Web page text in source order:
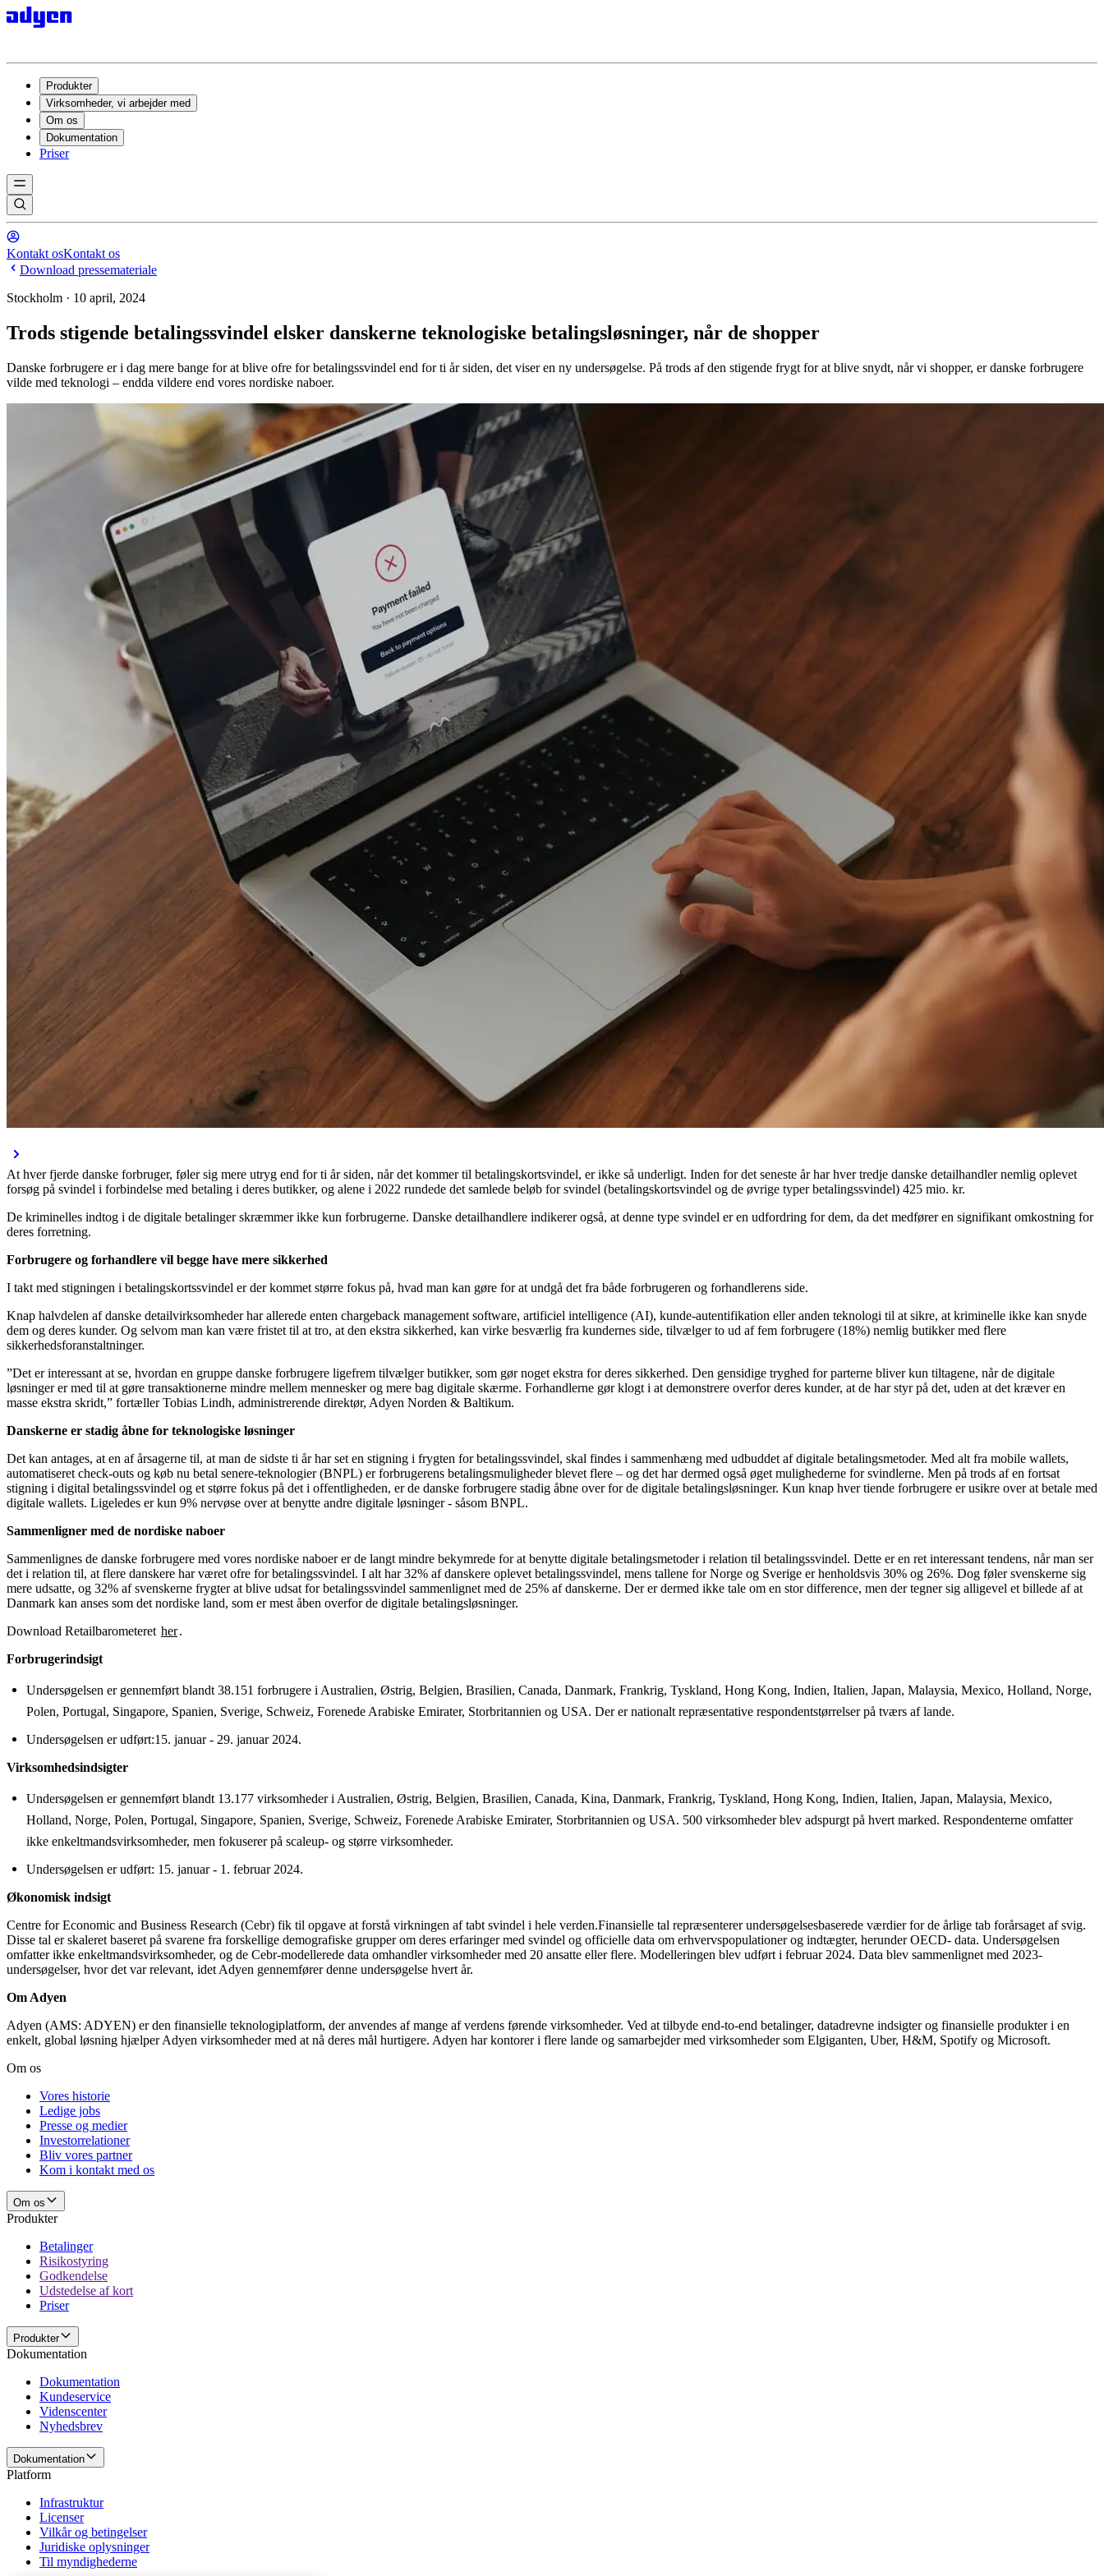
Produkter
Virksomheder, vi arbejder med
Om os
Dokumentation
Priser
Kontakt osKontakt os
Download pressemateriale
Stockholm · 10 april, 2024
Trods stigende betalingssvindel elsker danskerne teknologiske betalingsløsninger, når de shopper
Danske forbrugere er i dag mere bange for at blive ofre for betalingssvindel end for ti år siden, det viser en ny undersøgelse. På trods af den stigende frygt for at blive snydt, når vi shopper, er danske forbrugere
vilde med teknologi – endda vildere end vores nordiske naboer.
At hver fjerde danske forbruger, føler sig mere utryg end for ti år siden, når det kommer til betalingskortsvindel, er ikke så underligt. Inden for det seneste år har hver tredje danske detailhandler nemlig oplevet
forsøg på svindel i forbindelse med betaling i deres butikker, og alene i 2022 rundede det samlede beløb for svindel (betalingskortsvindel og de øvrige typer betalingssvindel) 425 mio. kr.
De kriminelles indtog i de digitale betalinger skræmmer ikke kun forbrugerne. Danske detailhandlere indikerer også, at denne type svindel er en udfordring for dem, da det medfører en signifikant omkostning for
deres forretning.
Forbrugere og forhandlere vil begge have mere sikkerhed
I takt med stigningen i betalingskortssvindel er der kommet større fokus på, hvad man kan gøre for at undgå det fra både forbrugeren og forhandlerens side.
Knap halvdelen af danske detailvirksomheder har allerede enten chargeback management software, artificiel intelligence (AI), kunde-autentifikation eller anden teknologi til at sikre, at kriminelle ikke kan snyde
dem og deres kunder. Og selvom man kan være fristet til at tro, at den ekstra sikkerhed, kan virke besværlig fra kundernes side, tilvælger to ud af fem forbrugere (18%) nemlig butikker med flere
sikkerhedsforanstaltninger.
”Det er interessant at se, hvordan en gruppe danske forbrugere ligefrem tilvælger butikker, som gør noget ekstra for deres sikkerhed. Den gensidige tryghed for parterne bliver kun tiltagene, når de digitale
løsninger er med til at gøre transaktionerne mindre mellem mennesker og mere bag digitale skærme. Forhandlerne gør klogt i at demonstrere overfor deres kunder, at de har styr på det, uden at det kræver en
masse ekstra skridt,” fortæller Tobias Lindh, administrerende direktør, Adyen Norden & Baltikum.
Danskerne er stadig åbne for teknologiske løsninger
Det kan antages, at en af årsagerne til, at man de sidste ti år har set en stigning i frygten for betalingssvindel, skal findes i sammenhæng med udbuddet af digitale betalingsmetoder. Med alt fra mobile wallets,
automatiseret check-outs og køb nu betal senere-teknologier (BNPL) er forbrugerens betalingsmuligheder blevet flere – og det har dermed også øget mulighederne for svindlerne. Men på trods af en fortsat
stigning i digital betalingssvindel og et større fokus på det i offentligheden, er de danske forbrugere stadig åbne over for de digitale betalingsløsninger. Kun knap hver tiende forbrugere er usikre over at betale med
digitale wallets. Ligeledes er kun 9% nervøse over at benytte andre digitale løsninger - såsom BNPL.
Sammenligner med de nordiske naboer
Sammenlignes de danske forbrugere med vores nordiske naboer er de langt mindre bekymrede for at benytte digitale betalingsmetoder i relation til betalingssvindel. Dette er en ret interessant tendens, når man ser
det i relation til, at flere danskere har været ofre for betalingssvindel. I alt har 32% af danskere oplevet betalingssvindel, mens tallene for Norge og Sverige er henholdsvis 30% og 26%. Dog føler svenskerne sig
mere udsatte, og 32% af svenskerne frygter at blive udsat for betalingssvindel sammenlignet med de 25% af danskerne. Der er dermed ikke tale om en stor difference, men der tegner sig alligevel et billede af at
Danmark kan anses som det nordiske land, som er mest åben overfor de digitale betalingsløsninger.
Download Retailbarometeret her.
Forbrugerindsigt
Undersøgelsen er gennemført blandt 38.151 forbrugere i Australien, Østrig, Belgien, Brasilien, Canada, Danmark, Frankrig, Tyskland, Hong Kong, Indien, Italien, Japan, Malaysia, Mexico, Holland, Norge,
Polen, Portugal, Singapore, Spanien, Sverige, Schweiz, Forenede Arabiske Emirater, Storbritannien og USA. Der er nationalt repræsentative respondentstørrelser på tværs af lande.
Undersøgelsen er udført:15. januar - 29. januar 2024.
Virksomhedsindsigter
Undersøgelsen er gennemført blandt 13.177 virksomheder i Australien, Østrig, Belgien, Brasilien, Canada, Kina, Danmark, Frankrig, Tyskland, Hong Kong, Indien, Italien, Japan, Malaysia, Mexico,
Holland, Norge, Polen, Portugal, Singapore, Spanien, Sverige, Schweiz, Forenede Arabiske Emirater, Storbritannien og USA. 500 virksomheder blev adspurgt på hvert marked. Respondenterne omfatter
ikke enkeltmandsvirksomheder, men fokuserer på scaleup- og større virksomheder.
Undersøgelsen er udført: 15. januar - 1. februar 2024.
Økonomisk indsigt
Centre for Economic and Business Research (Cebr) fik til opgave at forstå virkningen af tabt svindel i hele verden.Finansielle tal repræsenterer undersøgelsesbaserede værdier for de årlige tab forårsaget af svig.
Disse tal er skaleret baseret på svarene fra forskellige demografiske grupper om deres erfaringer med svindel og officielle data om erhvervspopulationer og indtægter, herunder OECD- data. Undersøgelsen
omfatter ikke enkeltmandsvirksomheder, og de Cebr-modellerede data omhandler virksomheder med 20 ansatte eller flere. Modelleringen blev udført i februar 2024. Data blev sammenlignet med 2023-
undersøgelser, hvor det var relevant, idet Adyen gennemfører denne undersøgelse hvert år.
Om Adyen
Adyen (AMS: ADYEN) er den finansielle teknologiplatform, der anvendes af mange af verdens førende virksomheder. Ved at tilbyde end-to-end betalinger, datadrevne indsigter og finansielle produkter i en
enkelt, global løsning hjælper Adyen virksomheder med at nå deres mål hurtigere. Adyen har kontorer i flere lande og samarbejder med virksomheder som Elgiganten, Uber, H&M, Spotify og Microsoft.
Om os
Vores historie
Ledige jobs
Presse og medier
Investorrelationer
Bliv vores partner
Kom i kontakt med os
Om os
Produkter
Betalinger
Risikostyring
Godkendelse
Udstedelse af kort
Priser
Produkter
Dokumentation
Dokumentation
Kundeservice
Videnscenter
Nyhedsbrev
Dokumentation
Platform
Infrastruktur
Licenser
Vilkår og betingelser
Juridiske oplysninger
Til myndighederne